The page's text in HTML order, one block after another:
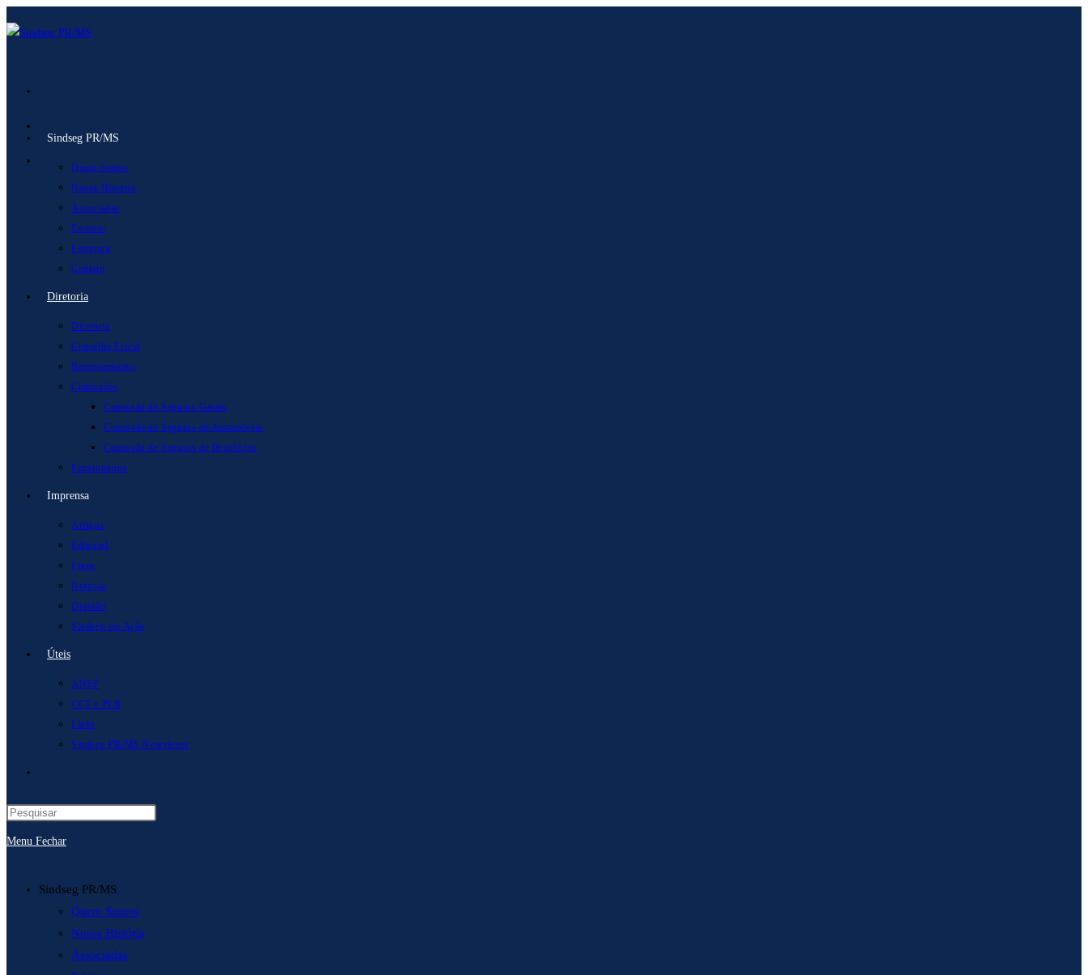
para
Sindseg PR/MS
Quem Somos
Nossa História
Associadas
Estatuto
Estrutura
Contato
Diretoria
Diretoria
Conselho Fiscal
Representantes
Comissões
Comissão de Seguros Gerais
Comissão de Seguros de Automóveis
Comissão de Seguros de Benefícios
Funcionários
Imprensa
Artigos
Editorial
Fotos
Notícias
Opinião
Sindseg em Ação
Úteis
ANSP
CCT e PLR
Links
Sindseg PR/MS Newsletter
pesquisa
do
site
Menu Fechar
Sindseg PR/MS
Quem Somos
Nossa História
Associadas